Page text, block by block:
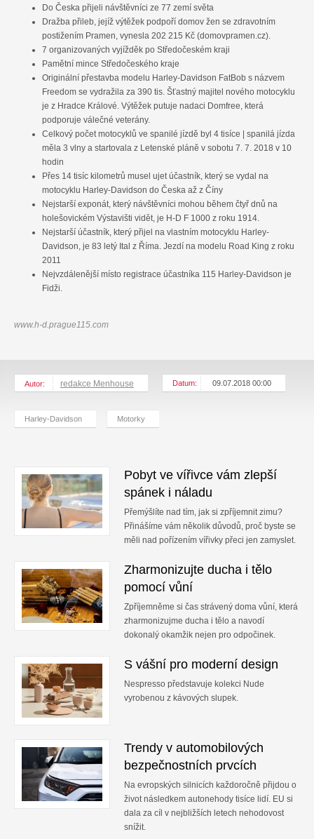
Do Česka přijeli návštěvníci ze 77 zemí světa
Dražba přileb, jejíž výtěžek podpoří domov žen se zdravotním
postižením Pramen, vynesla 202 215 Kč (domovpramen.cz).
7 organizovaných vyjížděk po Středočeském kraji
Pamětní mince Středočeského kraje
Originální přestavba modelu Harley-Davidson FatBob s názvem
Freedom se vydražila za 390 tis. Šťastný majitel nového motocyklu
je z Hradce Králové. Výtěžek putuje nadaci Domfree, která
podporuje válečné veterány.
Celkový počet motocyklů ve spanilé jízdě byl 4 tisíce | spanilá jízda
měla 3 vlny a startovala z Letenské pláně v sobotu 7. 7. 2018 v 10
hodin
Přes 14 tisíc kilometrů musel ujet účastník, který se vydal na
motocyklu Harley-Davidson do Česka až z Číny
Nejstarší exponát, který návštěvníci mohou během čtyř dnů na
holešovickém Výstavišti vidět, je H-D F 1000 z roku 1914.
Nejstarší účastník, který přijel na vlastním motocyklu Harley-
Davidson, je 83 letý Ital z Říma. Jezdí na modelu Road King z roku
2011
Nejvzdálenější místo registrace účastníka 115 Harley-Davidson je
Fidži.
www.h-d.prague115.com
Autor: redakce Menhouse Datum: 09.07.2018 00:00
Harley-Davidson Motorky
Pobyt ve vířivce vám zlepší
spánek i náladu
Přemýšlíte nad tím, jak si zpříjemnit zimu?
Přinášíme vám několik důvodů, proč byste se
měli nad pořízením vířivky přeci jen zamyslet.
Zharmonizujte ducha i tělo
pomocí vůní
Zpříjemněme si čas strávený doma vůní, která
zharmonizujme ducha i tělo a navodí
dokonalý okamžik nejen pro odpočinek.
S vášní pro moderní design
Nespresso představuje kolekci Nude
vyrobenou z kávových slupek.
Trendy v automobilových
bezpečnostních prvcích
Na evropských silnicích každoročně přijdou o
život následkem autonehody tisíce lidí. EU si
dala za cíl v nejbližších letech nehodovost
snížit.